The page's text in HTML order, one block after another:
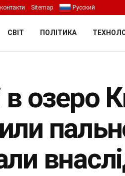
Sitemap Русский
СВІТ ПОЛІТИКА
в озеро